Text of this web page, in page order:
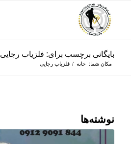
بایگانی برچسب برای: فلزیاب رجایی
مکان شما: خانه / فلزیاب رجایی
نوشته‌ها